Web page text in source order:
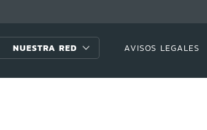
NUESTRA RED AVISOS LEGALES